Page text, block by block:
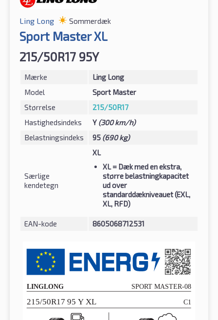
Ling Long Sommerdæk
Sport Master XL
215/50R17 95Y
Mærke
Ling Long
Model
Sport Master
Størrelse
215/50R17
Hastighedsindeks
Y (300 km/h)
Belastningsindeks
95 (690 kg)
Særlige
kendetegn
XL
XL= Dæk med en ekstra,
større belastningkapacitet
ud over
standarddækniveauet (EXL,
XL, RFD)
EAN-kode 8605068712531